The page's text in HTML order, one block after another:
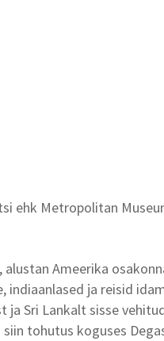
ehk Metropolitan
alustan Ameerika
indiaanlased ja reisid
ja Sri Lankalt sisse
tohutus koguses